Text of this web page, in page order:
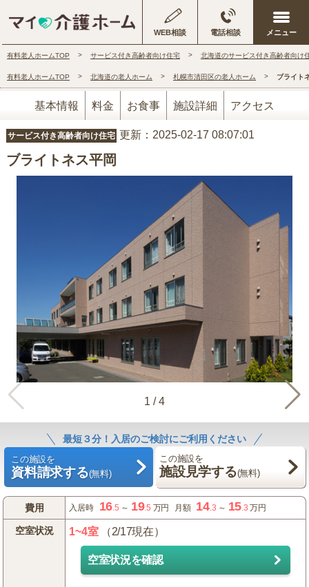
WEB相談 電話相談
有料老人ホームTOP サービス付き高齢者向け住宅 北海道のサービス付き高齢者向け
有料老人ホームTOP 北海道の老人ホーム 札幌市清田区の老人ホーム ブライト
基本情報 料金 お食事 施設詳細 アクセス
サービス付き高齢者向け住宅 更新：2025-02-17 08:07:01
ブライトネス平岡
1 /4
最短３分！入居のご検討にご利用ください
この施設を
資料請求する(無料)
この施設を
施設見学する(無料)
費用 入居時 16.5 ～ 19.5 万円 月額 14.3 ～ 15.3 万円
空室状況 1~4室（2/17現在）
空室状況を確認